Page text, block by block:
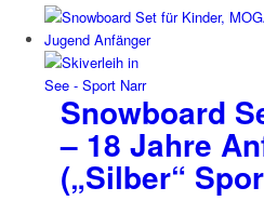
Snowboard
– 18 Jahre
(„Silber“